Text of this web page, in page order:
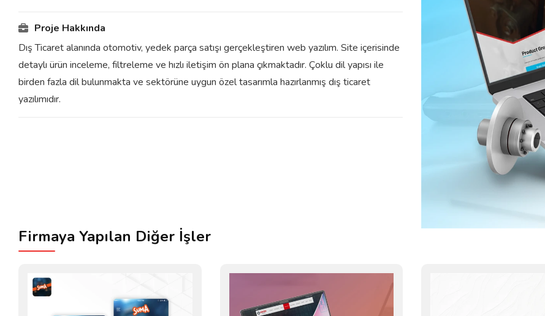
Proje Hakkında
Dış Ticaret alanında otomotiv, yedek parça satışı gerçekleştiren web yazılım. Site içerisinde
detaylı ürün inceleme, filtreleme ve hızlı iletişim ön plana çıkmaktadır. Çoklu dil yapısı ile
birden fazla dil bulunmakta ve sektörüne uygun özel tasarımla hazırlanmış dış ticaret
yazılımıdır.
Firmaya Yapılan Diğer İşler